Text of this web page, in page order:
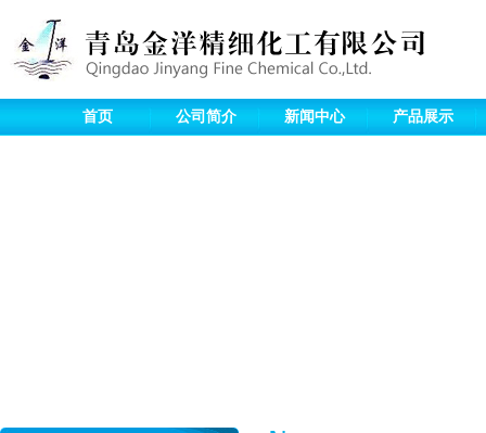
首页 公司简介 新闻中心 产品展示